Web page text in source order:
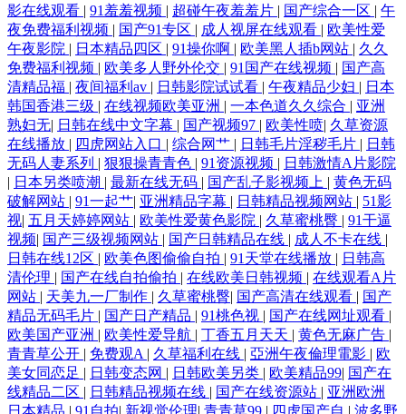
影在线观看 | 91羞羞视频 | 超碰午夜羞羞片 | 国产综合一区 | 午
夜免费福利视频 | 国产91专区 | 成人视屏在线观看 | 欧美性爱
午夜影院 | 日本精品四区 | 91操你啊 | 欧美黑人插b网站 | 久久
免费福利视频 | 欧美多人野外伦交 | 91国产在线视频 | 国产高
清精品福 | 夜间福利av | 日韩影院试试看 | 午夜精品少妇 | 日本
韩国香港三级 | 在线视频欧美亚洲 | 一本色道久久综合 | 亚洲
熟妇无| 日韩在线中文字幕 | 国产视频97 | 欧美性喷| 久草资源
在线播放 | 四虎网站入口 | 综合网艹 | 日韩毛片淫秽毛片 | 日韩
无码人妻系列 | 狠狠操青青色 | 91资源视频 | 日韩激情A片影院
| 日本另类喷潮 | 最新在线无码 | 国产乱子影视频上 | 黄色无码
破解网站 | 91一起艹| 亚洲精品字幕 | 日韩精品视频网站 | 51影
视| 五月天婷婷网站 | 欧美性爱黄色影院 | 久草蜜桃臀 | 91干逼
视频| 国产三级视频网站 | 国产日韩精品在线 | 成人不卡在线 |
日韩在线12区 | 欧美色图偷偷自拍 | 91天堂在线播放 | 日韩高
清伦理 | 国产在线自拍偷拍 | 在线欧美日韩视频 | 在线观看A片
网站 | 天美九一厂制作 | 久草蜜桃臀| 国产高清在线观看 | 国产
精品无码毛片 | 国产日产精品 | 91桃色视 | 国产在线网址观看 |
欧美国产亚洲 | 欧美性爱导航 | 丁香五月天天 | 黄色无麻广告 |
青青草公开 | 免费观A | 久草福利在线 | 亞洲午夜倫理電影 | 欧
美女同恋足 | 日韩变态网 | 日韩欧美另类 | 欧美精品99| 国产在
线精品二区 | 日韩精品视频在线 | 国产在线资源站 | 亚洲欧洲
日本精品 | 91自拍| 新视觉伦理| 青青草99 | 四虎国产自 | 波多野